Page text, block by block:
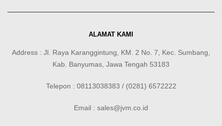
ALAMAT KAMI
Address : Jl. Raya Karanggintung, KM. 2 No. 7, Kec. Sumbang,
Kab. Banyumas, Jawa Tengah 53183
Telepon : 08113038383 / (0281) 6572222
Email : sales@jvm.co.id